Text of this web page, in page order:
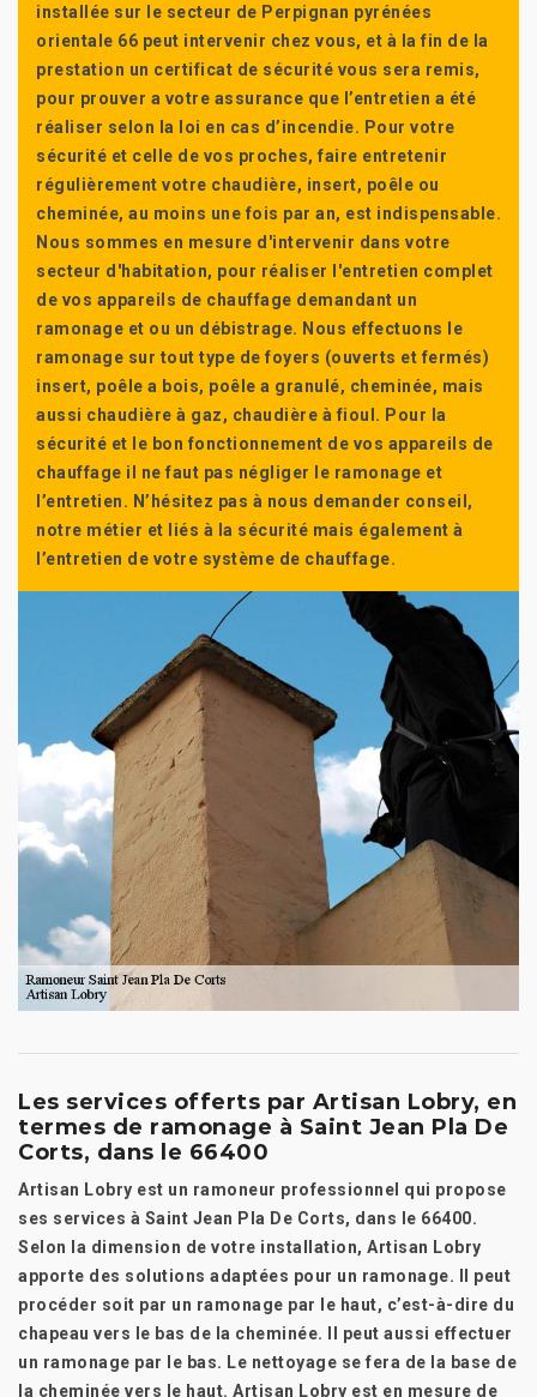
installée sur le secteur de Perpignan pyrénées
orientale 66 peut intervenir chez vous, et à la fin de la
prestation un certificat de sécurité vous sera remis,
pour prouver a votre assurance que l’entretien a été
réaliser selon la loi en cas d’incendie. Pour votre
sécurité et celle de vos proches, faire entretenir
régulièrement votre chaudière, insert, poêle ou
cheminée, au moins une fois par an, est indispensable.
Nous sommes en mesure d'intervenir dans votre
secteur d'habitation, pour réaliser l'entretien complet
de vos appareils de chauffage demandant un
ramonage et ou un débistrage. Nous effectuons le
ramonage sur tout type de foyers (ouverts et fermés)
insert, poêle a bois, poêle a granulé, cheminée, mais
aussi chaudière à gaz, chaudière à fioul. Pour la
sécurité et le bon fonctionnement de vos appareils de
chauffage il ne faut pas négliger le ramonage et
l’entretien. N’hésitez pas à nous demander conseil,
notre métier et liés à la sécurité mais également à
l’entretien de votre système de chauffage.
Les services offerts par Artisan Lobry, en
termes de ramonage à Saint Jean Pla De
Corts, dans le 66400
Artisan Lobry est un ramoneur professionnel qui propose
ses services à Saint Jean Pla De Corts, dans le 66400.
Selon la dimension de votre installation, Artisan Lobry
apporte des solutions adaptées pour un ramonage. Il peut
procéder soit par un ramonage par le haut, c’est-à-dire du
chapeau vers le bas de la cheminée. Il peut aussi effectuer
un ramonage par le bas. Le nettoyage se fera de la base de
la cheminée vers le haut. Artisan Lobry est en mesure de